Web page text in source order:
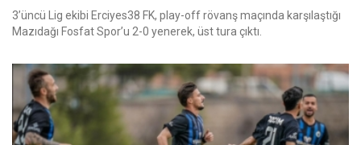
3’üncü Lig ekibi Erciyes38 FK, play-off rövanş maçında karşılaştığı
Mazıdağı Fosfat Spor’u 2-0 yenerek, üst tura çıktı.